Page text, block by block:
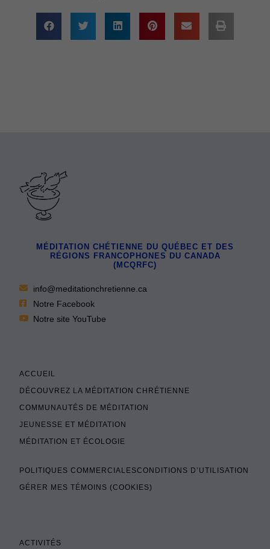
MÉDITATION CHÉTIENNE DU QUÉBEC ET DES
RÉGIONS FRANCOPHONES DU CANADA
(MCQRFC)
info@meditationchretienne.ca
Notre Facebook
Notre site YouTube
ACCUEIL
DÉCOUVREZ LA MÉDITATION CHRÉTIENNE
COMMUNAUTÉS DE MÉDITATION
JEUNESSE ET MÉDITATION
MÉDITATION ET ÉCOLOGIE
POLITIQUES COMMERCIALESCONDITIONS D’UTILISATION
GÉRER MES TÉMOINS (COOKIES)
ACTIVITÉS